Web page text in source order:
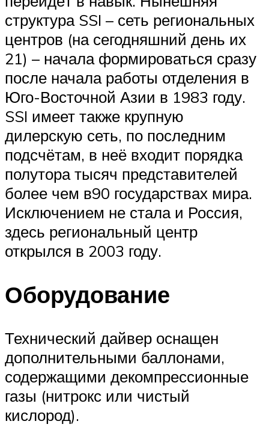
структура SSI – сеть региональных
центров (на сегодняшний день их
21) – начала формироваться сразу
после начала работы отделения в
Юго-Восточной Азии в 1983 году.
SSI имеет также крупную
дилерскую сеть, по последним
подсчётам, в неё входит порядка
полутора тысяч представителей
более чем в90 государствах мира.
Исключением не стала и Россия,
здесь региональный центр
открылся в 2003 году.
Оборудование
Технический дайвер оснащен
дополнительными баллонами,
содержащими декомпрессионные
газы (нитрокс или чистый
кислород).